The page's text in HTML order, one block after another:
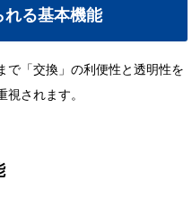
れる基本機能
で「交換」の利便性と透明性を
されます。